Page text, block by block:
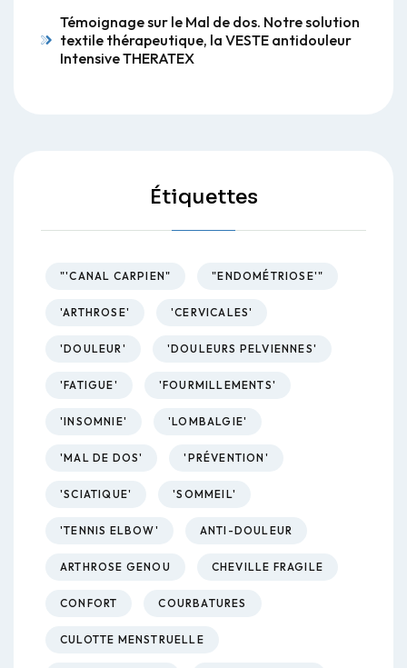
Témoignage sur le Mal de dos. Notre solution
textile thérapeutique, la VESTE antidouleur
Intensive THERATEX
Étiquettes
"'CANAL CARPIEN" "ENDOMÉTRIOSE'"
'ARTHROSE' 'CERVICALES'
'DOULEUR' 'DOULEURS PELVIENNES'
'FATIGUE' 'FOURMILLEMENTS'
'INSOMNIE' 'LOMBALGIE'
'MAL DE DOS' 'PRÉVENTION'
'SCIATIQUE' 'SOMMEIL'
'TENNIS ELBOW' ANTI-DOULEUR
ARTHROSE GENOU CHEVILLE FRAGILE
CONFORT COURBATURES
CULOTTE MENSTRUELLE